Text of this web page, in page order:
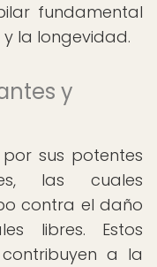
fundamental
la longevidad.
y
sus potentes
las cuales
contra el daño
libres. Estos
a la